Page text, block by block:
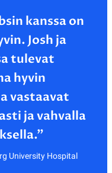
kanssa on
Josh ja
tulevat
hyvin
vastaavat
ja vahvalla
University Hospital